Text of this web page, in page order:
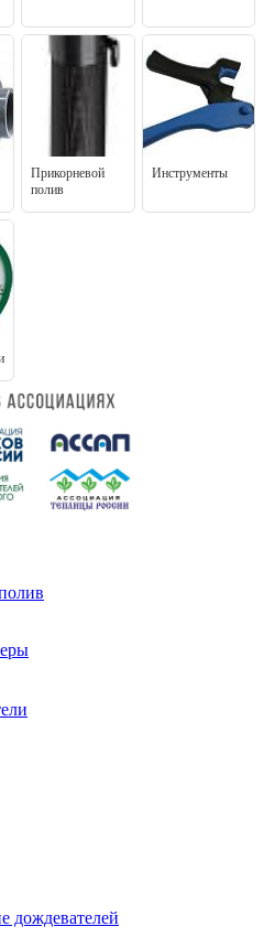
Прикорневой
полив
Инструменты
дождевателей